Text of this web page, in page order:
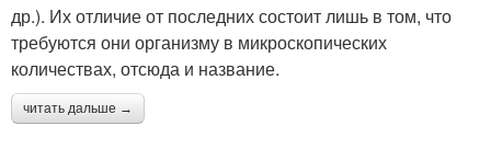
др.). Их отличие от последних состоит лишь в том, что
требуются они организму в микроскопических
количествах, отсюда и название.
читать дальше →